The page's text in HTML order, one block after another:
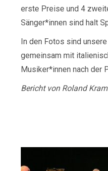
erste Preise und 4
Sänger*innen sind halt
In den Fotos sind
gemeinsam mit
Musiker*innen nach der
Bericht von Roland